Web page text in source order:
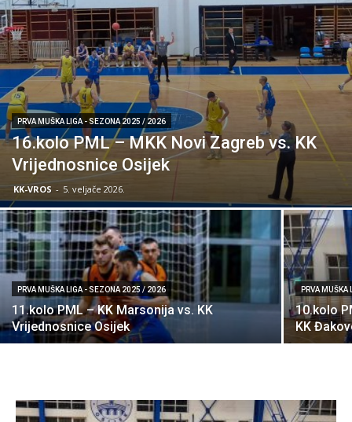
PRVA MUŠKA LIGA - SEZONA 2025 / 2026
16.kolo PML – MKK Novi Zagreb vs. KK
Vrijednosnice Osijek
KK-VROS - 5. veljače 2026.
PRVA MUŠKA LIGA - SEZONA 2025 / 2026
11.kolo PML – KK Marsonija vs. KK
Vrijednosnice Osijek
PRVA
10.kolo
KK